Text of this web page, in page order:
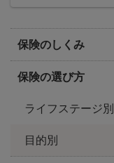
保険のしくみ
保険の選び方
ライフステージ別
目的別